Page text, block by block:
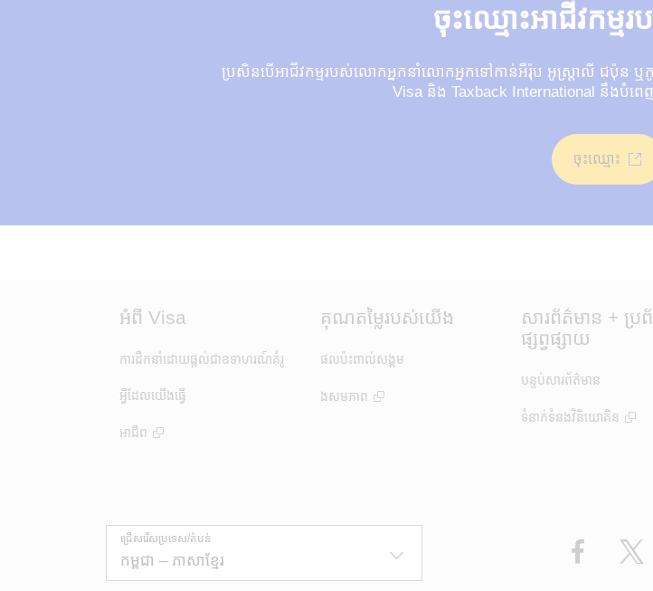
ចុះឈ្មោះអាជីវកម្ម
ប្រសិនបើអាជីវកម្មរបស់លោកអ្នកនាំលោកអ្នកទៅកាន់អឺរ៉ុប អូស្ត្រាលី ជប៉ុន
Visa និង Taxback International នឹងបំពេ
ចុះឈ្មោះ
អំពី Visa
ការដឹកនាំដោយ​ផ្តល់ជាឧទាហរណ៍គំរូ
អ្វីដែលយើងធ្វើ
អាជីព
គុណតម្លៃរបស់​យើង
ផលប៉ះពាល់សង្គម
ងសមភាព
សារព័ត៌មាន + ប្រព័
ផ្សព្វផ្សាយ
បន្ទប់សារព័ត៌មាន
ទំនាក់ទំនងវិនិយោគិន
ជ្រើសរើស​ប្រទេស/តំបន់ Facebook